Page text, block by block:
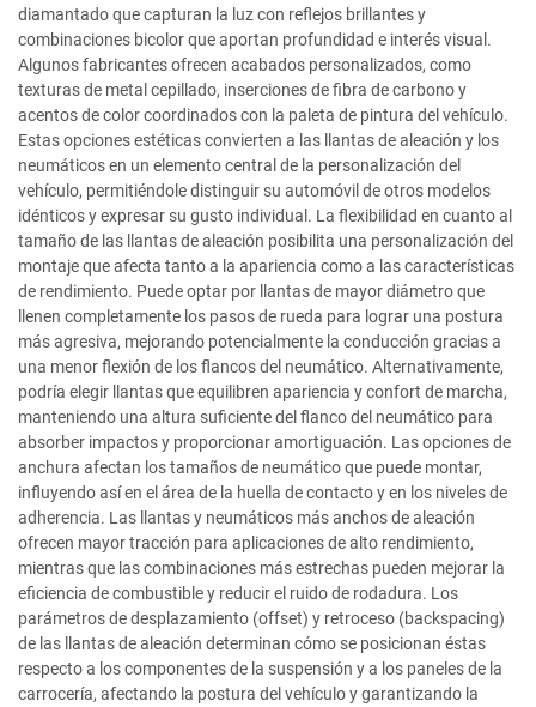
diamantado que capturan la luz con reflejos brillantes y
combinaciones bicolor que aportan profundidad e interés visual.
Algunos fabricantes ofrecen acabados personalizados, como
texturas de metal cepillado, inserciones de fibra de carbono y
acentos de color coordinados con la paleta de pintura del vehículo.
Estas opciones estéticas convierten a las llantas de aleación y los
neumáticos en un elemento central de la personalización del
vehículo, permitiéndole distinguir su automóvil de otros modelos
idénticos y expresar su gusto individual. La flexibilidad en cuanto al
tamaño de las llantas de aleación posibilita una personalización del
montaje que afecta tanto a la apariencia como a las características
de rendimiento. Puede optar por llantas de mayor diámetro que
llenen completamente los pasos de rueda para lograr una postura
más agresiva, mejorando potencialmente la conducción gracias a
una menor flexión de los flancos del neumático. Alternativamente,
podría elegir llantas que equilibren apariencia y confort de marcha,
manteniendo una altura suficiente del flanco del neumático para
absorber impactos y proporcionar amortiguación. Las opciones de
anchura afectan los tamaños de neumático que puede montar,
influyendo así en el área de la huella de contacto y en los niveles de
adherencia. Las llantas y neumáticos más anchos de aleación
ofrecen mayor tracción para aplicaciones de alto rendimiento,
mientras que las combinaciones más estrechas pueden mejorar la
eficiencia de combustible y reducir el ruido de rodadura. Los
parámetros de desplazamiento (offset) y retroceso (backspacing)
de las llantas de aleación determinan cómo se posicionan éstas
respecto a los componentes de la suspensión y a los paneles de la
carrocería, afectando la postura del vehículo y garantizando la